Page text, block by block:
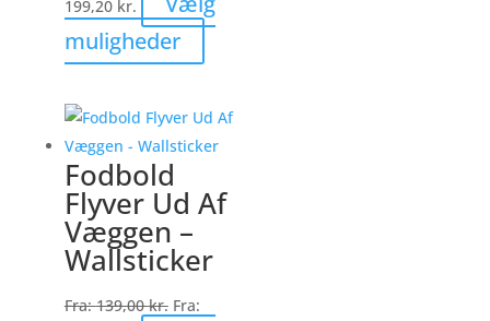
199,20 kr.
muligheder
vare
flere
varianter.
kan
på
Fodbold
Flyver Ud Af
Væggen –
Wallsticker
Fra:139,00kr. Fra: